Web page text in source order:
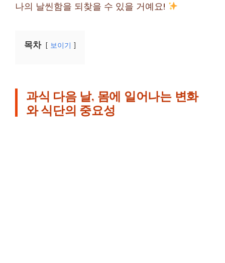
나의 날씬함을 되찾을 수 있을 거예요!
목차 보이기
과식 다음 날, 몸에 일어나는 변화
와 식단의 중요성